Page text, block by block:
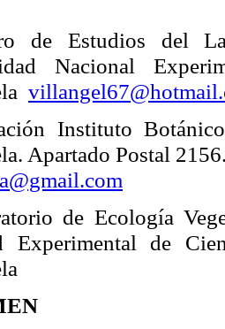
de Estudios del
Nacional
Instituto
Apartado Postal
de Ecología
Experimental de